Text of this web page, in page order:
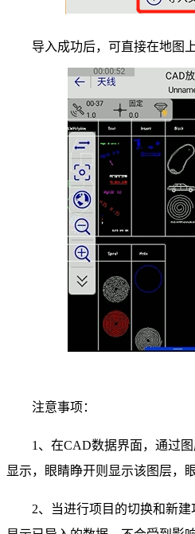
导入成功后，可直接在地图
注意事项：
1、在CAD数据界面，通过
显示，眼睛睁开则显示该图层，
2、当进行项目的切换和新